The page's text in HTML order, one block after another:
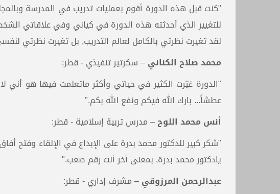
"كنت قبل هذه الدورة أقوم بعمليات تدريب في المدرسة
للتغيير الذي أحدثته هذه الدورة في كياني وفي علاقاتي
لقد تغيرت نظرتي بالكامل لعالم التدريب, بل تغيرت نظرتي
محمد صلاح الكناني– سكرتير تنفيذي - قطر:
"الدورة غيّرت الكثير في حياتي وأكثر ماتعلمت فيها هو أني
عطشاً... بارك الله فيكم ونفع الله بكم."
أنس محمد اللوح– مدرس تربية إسلامية - قطر:
"شكر كبير للدكتور محمد بدرة على الإبداع في الإلقاء وفتح
يادكتور محمد بدرة, بمعنى أخر أنت رقم صعب."
عبدالرحمن المرزوقي– مشرف إداري - قطر: